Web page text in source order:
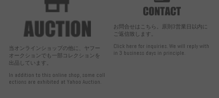
当オンラインショップの他に、ヤフー
オークションでも一部コレクションを
出品しています。
In addition to this online shop, some coll
ections are exhibited at Yahoo Auction.
お問合せはこちら。原則3営業日以内に
ご返信致します。
Click here for inquiries. We will reply with
in 3 business days in principle.